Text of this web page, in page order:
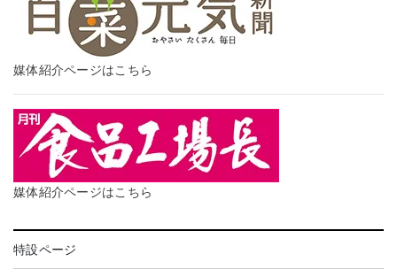
媒体紹介ページはこちら
媒体紹介ページはこちら
特設ページ